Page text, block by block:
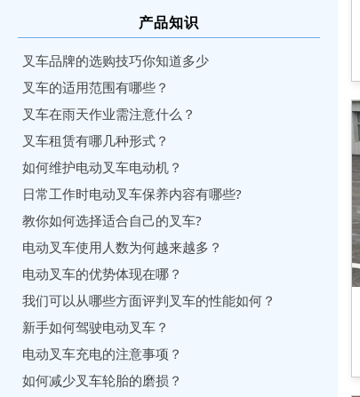
产品知识
叉车品牌的选购技巧你知道多少
叉车的适用范围有哪些？
叉车在雨天作业需注意什么？
叉车租赁有哪几种形式？
如何维护电动叉车电动机？
日常工作时电动叉车保养内容有哪些?
教你如何选择适合自己的叉车?
电动叉车使用人数为何越来越多？
电动叉车的优势体现在哪？
我们可以从哪些方面评判叉车的性能如何？
新手如何驾驶电动叉车？
电动叉车充电的注意事项？
如何减少叉车轮胎的磨损？